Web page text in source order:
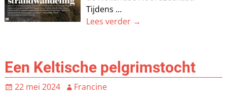
Tijdens …
Lees verder →
Een Keltische pelgrimstocht
22 mei 2024
Francine